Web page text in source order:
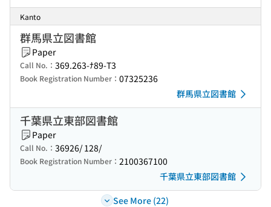
Kanto
群馬県立図書館
Paper
Call No.： 369.263-ﾅ89-T3
Book Registration Number： 07325236
群馬県立図書館
千葉県立東部図書館
Paper
Call No.： 36926/ 128/
Book Registration Number： 2100367100
千葉県立東部図書館
See More (22)